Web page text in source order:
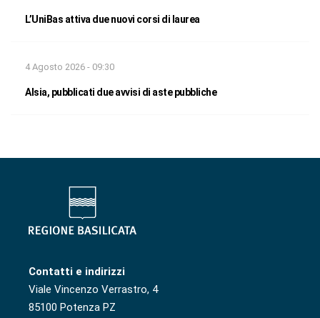
L’UniBas attiva due nuovi corsi di laurea
4 Agosto 2026 - 09:30
Alsia, pubblicati due avvisi di aste pubbliche
Contatti e indirizzi
Viale Vincenzo Verrastro, 4
85100 Potenza PZ